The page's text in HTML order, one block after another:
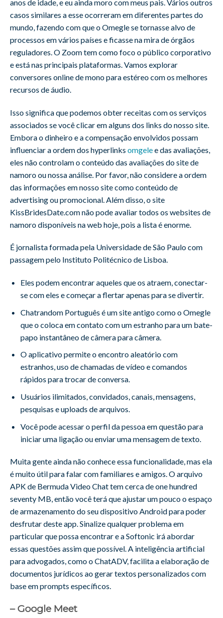
anos de idade, e eu ainda moro com meus pais. Vários outros
casos similares a esse ocorreram em diferentes partes do
mundo, fazendo com que o Omegle se tornasse alvo de
processos em vários países e ficasse na mira de órgãos
reguladores. O Zoom tem como foco o público corporativo
e está nas principais plataformas. Vamos explorar
conversores online de mono para estéreo com os melhores
recursos de áudio.
Isso significa que podemos obter receitas com os serviços
associados se você clicar em alguns dos links do nosso site.
Embora o dinheiro e a compensação envolvidos possam
influenciar a ordem dos hyperlinks omgelee das avaliações,
eles não controlam o conteúdo das avaliações do site de
namoro ou nossa análise. Por favor, não considere a ordem
das informações em nosso site como conteúdo de
advertising ou promocional. Além disso, o site
KissBridesDate.com não pode avaliar todos os websites de
namoro disponíveis na web hoje, pois a lista é enorme.
É jornalista formada pela Universidade de São Paulo com
passagem pelo Instituto Politécnico de Lisboa.
Eles podem encontrar aqueles que os atraem, conectar-
se com eles e começar a flertar apenas para se divertir.
Chatrandom Português é um site antigo como o Omegle
que o coloca em contato com um estranho para um bate-
papo instantâneo de câmera para câmera.
O aplicativo permite o encontro aleatório com
estranhos, uso de chamadas de vídeo e comandos
rápidos para trocar de conversa.
Usuários ilimitados, convidados, canais, mensagens,
pesquisas e uploads de arquivos.
Você pode acessar o perfil da pessoa em questão para
iniciar uma ligação ou enviar uma mensagem de texto.
Muita gente ainda não conhece essa funcionalidade, mas ela
é muito útil para falar com familiares e amigos. O arquivo
APK de Bermuda Video Chat tem cerca de one hundred
seventy MB, então você terá que ajustar um pouco o espaço
de armazenamento do seu dispositivo Android para poder
desfrutar deste app. Sinalize qualquer problema em
particular que possa encontrar e a Softonic irá abordar
essas questões assim que possível. A inteligência artificial
para advogados, como o ChatADV, facilita a elaboração de
documentos jurídicos ao gerar textos personalizados com
base em prompts específicos.
– Google Meet